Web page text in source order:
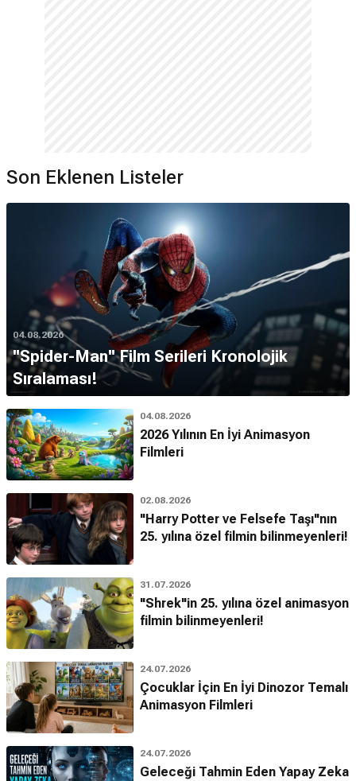
Son Eklenen Listeler
04.08.2026
''Spider-Man'' Film Serileri Kronolojik
Sıralaması!
04.08.2026
2026 Yılının En İyi Animasyon
Filmleri
02.08.2026
"Harry Potter ve Felsefe Taşı"nın
25. yılına özel filmin bilinmeyenleri!
31.07.2026
"Shrek"in 25. yılına özel animasyon
filmin bilinmeyenleri!
24.07.2026
Çocuklar İçin En İyi Dinozor Temalı
Animasyon Filmleri
24.07.2026
Geleceği Tahmin Eden Yapay Zeka